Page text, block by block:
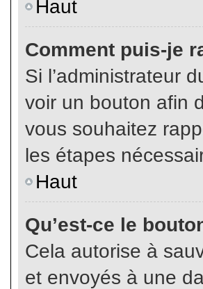
Haut
Comment puis-je
Si l’administrateur
voir un bouton afin
vous souhaitez
les étapes
Haut
Qu’est-ce le
Cela autorise à
et envoyés à une